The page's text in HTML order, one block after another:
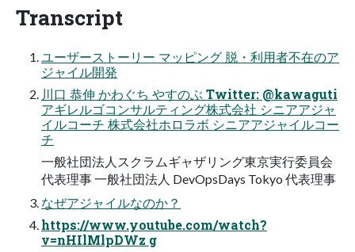
Transcript
ユーザーストーリー マッピング 脱・利用者不在のア
ジャイル開発
川口 恭伸 かわぐち やすのぶ Twitter: @kawaguti
アギレルゴコンサルティング株式会社 シニアアジャ
イルコーチ 株式会社ホロラボ シニアアジャイルコー
チ
一般社団法人スクラムギャザリング東京実行委員会
代表理事 一般社団法人 DevOpsDays Tokyo 代表理事
なぜアジャイルなのか？
https://www.youtube.com/watch?
v=nHIlMlpDWz g